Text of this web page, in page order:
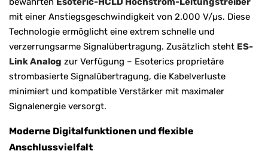
mit einer Anstiegsgeschwindigkeit von 2.000 V/µs. Diese
Technologie ermöglicht eine extrem schnelle und
verzerrungsarme Signalübertragung. Zusätzlich steht ES-
Link Analog zur Verfügung – Esoterics proprietäre
strombasierte Signalübertragung, die Kabelverluste
minimiert und kompatible Verstärker mit maximaler
Signalenergie versorgt.
Moderne Digitalfunktionen und flexible
Anschlussvielfalt